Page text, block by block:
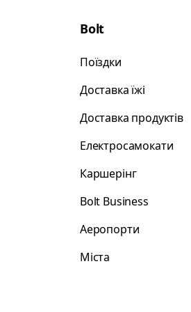
Bolt
Поїздки
Доставка їжі
Доставка продуктів
Електросамокати
Каршерінг
Bolt Business
Аеропорти
Міста